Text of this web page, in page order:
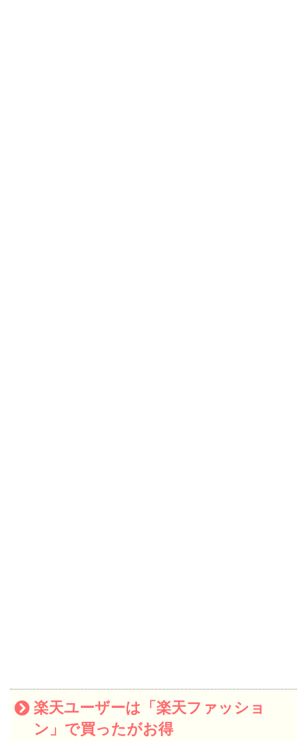
楽天ユーザーは「楽天ファッショ
ン」で買ったがお得